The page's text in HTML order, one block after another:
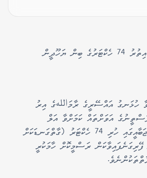
ފަލަސްތީނުގެ ބިމުން އިތުރު 74 ހެކްޓަރުގެ ބިން ޔަހޫދީން
އައްސޭރީގެ ރާމަاللهގެ އިރު
އަވަށްތައް ކަމަށްވާ އަލް
މުޣައްޔިރާއި ކިރްބެތު ޖަބާއީގައި ހުރި 74 ހެކްޓަރު (ގާތްގަނޑަކަށް
ފޭރިގަނެފައިވާކަން ރަސްމީކޮށް ހާމަކުރީ